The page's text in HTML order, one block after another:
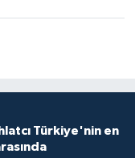
Türkiye'nin en